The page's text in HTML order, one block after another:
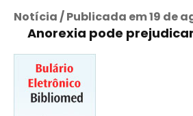
Notícia / Publicada em 19 de
Anorexia pode